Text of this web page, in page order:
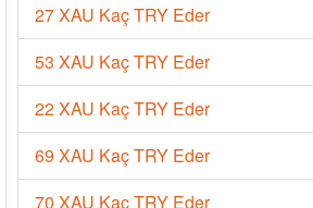
27 XAU Kaç TRY Eder
53 XAU Kaç TRY Eder
22 XAU Kaç TRY Eder
69 XAU Kaç TRY Eder
70 XAU Kaç TRY Eder